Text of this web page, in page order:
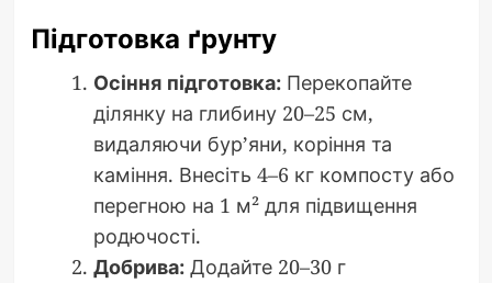
Підготовка ґрунту
Осіння підготовка:Перекопайте
ділянку на глибину 20–25 см,
видаляючи бур’яни, коріння та
каміння. Внесіть 4–6 кг компосту або
перегною на 1 м² для підвищення
родючості.
Добрива:Додайте 20–30 г